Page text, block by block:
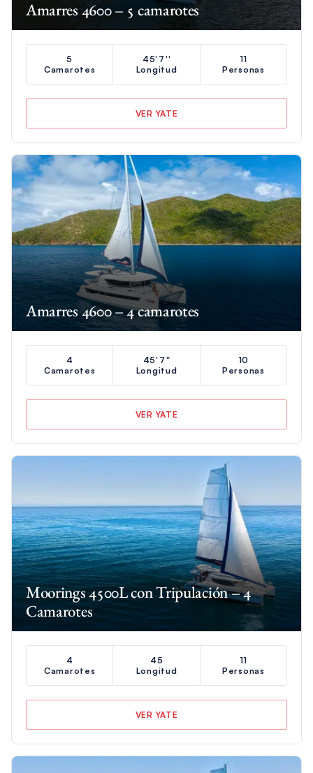
Amarres 4600 – 5 camarotes
5
Camarotes
45'7''
Longitud
11
Personas
VER YATE
Amarres 4600 – 4 camarotes
4
Camarotes
45'7"
Longitud
10
Personas
VER YATE
Moorings 4500L con Tripulación – 4
Camarotes
4
Camarotes
45
Longitud
11
Personas
VER YATE